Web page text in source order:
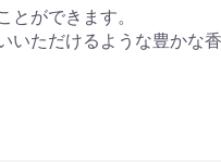
とができます。
いただけるような豊かな